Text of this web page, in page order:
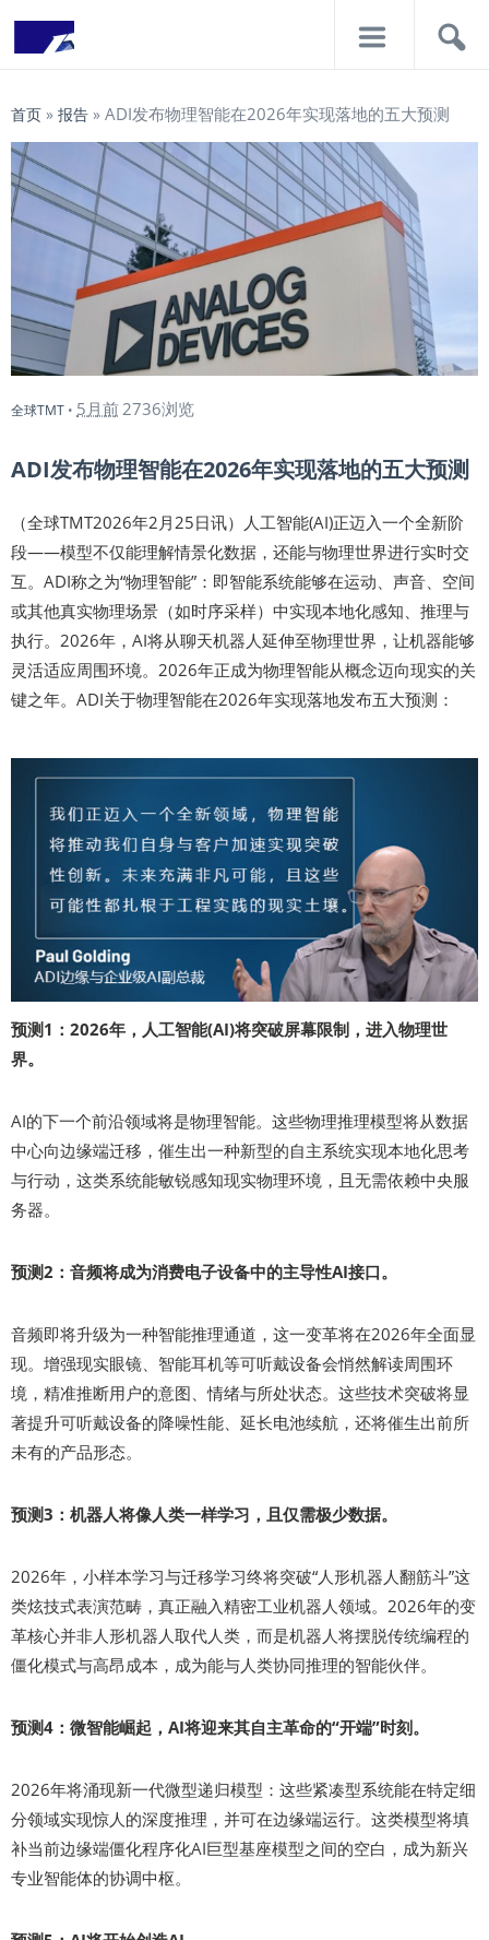
首页 » 报告 » ADI发布物理智能在2026年实现落地的五大预测
全球TMT • 5月前2736浏览
ADI发布物理智能在2026年实现落地的五大预测
（全球TMT2026年2月25日讯）人工智能(AI)正迈入一个全新阶
段——模型不仅能理解情景化数据，还能与物理世界进行实时交
互。ADI称之为“物理智能”：即智能系统能够在运动、声音、空间
或其他真实物理场景（如时序采样）中实现本地化感知、推理与
执行。2026年，AI将从聊天机器人延伸至物理世界，让机器能够
灵活适应周围环境。2026年正成为物理智能从概念迈向现实的关
键之年。ADI关于物理智能在2026年实现落地发布五大预测：
预测1：2026年，人工智能(AI)将突破屏幕限制，进入物理世
界。
AI的下一个前沿领域将是物理智能。这些物理推理模型将从数据
中心向边缘端迁移，催生出一种新型的自主系统实现本地化思考
与行动，这类系统能敏锐感知现实物理环境，且无需依赖中央服
务器。
预测2：音频将成为消费电子设备中的主导性AI接口。
音频即将升级为一种智能推理通道，这一变革将在2026年全面显
现。增强现实眼镜、智能耳机等可听戴设备会悄然解读周围环
境，精准推断用户的意图、情绪与所处状态。这些技术突破将显
著提升可听戴设备的降噪性能、延长电池续航，还将催生出前所
未有的产品形态。
预测3：机器人将像人类一样学习，且仅需极少数据。
2026年，小样本学习与迁移学习终将突破“人形机器人翻筋斗”这
类炫技式表演范畴，真正融入精密工业机器人领域。2026年的变
革核心并非人形机器人取代人类，而是机器人将摆脱传统编程的
僵化模式与高昂成本，成为能与人类协同推理的智能伙伴。
预测4：微智能崛起，AI将迎来其自主革命的“开端”时刻。
2026年将涌现新一代微型递归模型：这些紧凑型系统能在特定细
分领域实现惊人的深度推理，并可在边缘端运行。这类模型将填
补当前边缘端僵化程序化AI巨型基座模型之间的空白，成为新兴
专业智能体的协调中枢。